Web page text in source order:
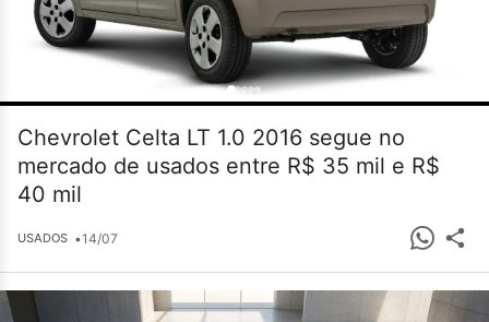
Chevrolet Celta LT 1.0 2016 segue no
mercado de usados entre R$ 35 mil e R$
40 mil
USADOS •14/07